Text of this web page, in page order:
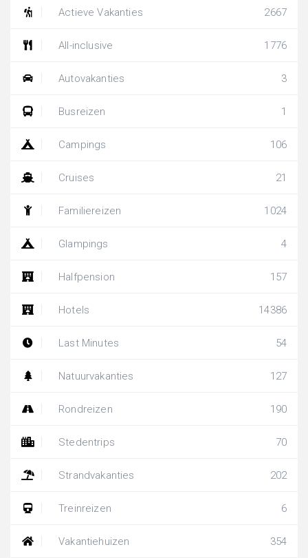
Actieve Vakanties 2667
All-inclusive 1776
Autovakanties 3
Busreizen 1
Campings 106
Cruises 21
Familiereizen 1024
Glampings 4
Halfpension 157
Hotels 14386
Last Minutes 54
Natuurvakanties 127
Rondreizen 190
Stedentrips 70
Strandvakanties 202
Treinreizen 6
Vakantiehuizen 354